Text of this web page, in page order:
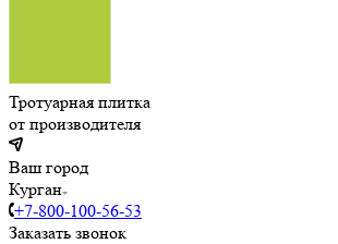
Тротуарная плитка
от производителя
Ваш город
Курган
+7-800-100-56-53
Заказать звонок